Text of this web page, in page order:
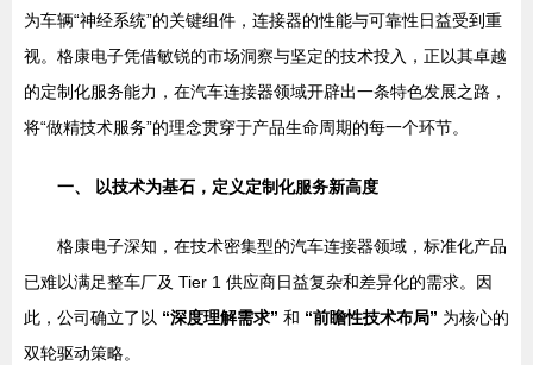
为车辆“神经系统”的关键组件，连接器的性能与可靠性日益受到重
视。格康电子凭借敏锐的市场洞察与坚定的技术投入，正以其卓越
的定制化服务能力，在汽车连接器领域开辟出一条特色发展之路，
将“做精技术服务”的理念贯穿于产品生命周期的每一个环节。
一、 以技术为基石，定义定制化服务新高度
格康电子深知，在技术密集型的汽车连接器领域，标准化产品
已难以满足整车厂及 Tier 1 供应商日益复杂和差异化的需求。因
此，公司确立了以 “深度理解需求” 和 “前瞻性技术布局” 为核心的
双轮驱动策略。